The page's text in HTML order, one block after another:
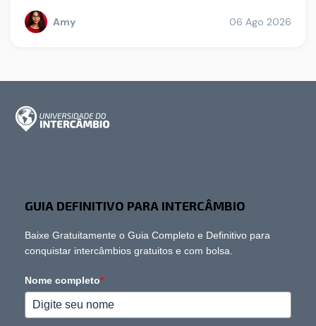
Amy 06 Ago 2026
GUIA DEFINITIVO PARA INTERCÂMBIO
Baixe Gratuitamente o Guia Completo e Definitivo para
conquistar intercâmbios gratuitos e com bolsa.
Nome completo*